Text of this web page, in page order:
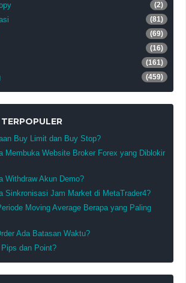
(2)
(81)
(69)
(16)
(161)
(459)
Buy Limit dan Buy Stop?
Membuka Website Broker Forex yang Diblokir
Withdraw Akun Demo?
Sinkronisasi Jam Market di MetaTrader4?
Moving Average Berapa yang Paling
Ada Batasan Waktu?
dan Point?